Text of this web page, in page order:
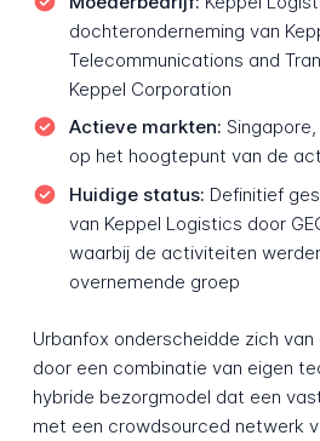
dochteronderneming van
Telecommunications and
Keppel Corporation
Actieve markten:
op het hoogtepunt van de
Huidige status: Definitief
van Keppel Logistics door
waarbij de activiteiten
overnemende groep
Urbanfox onderscheidde zich
door een combinatie van eigen
hybride bezorgmodel dat een
met een crowdsourced netwerk